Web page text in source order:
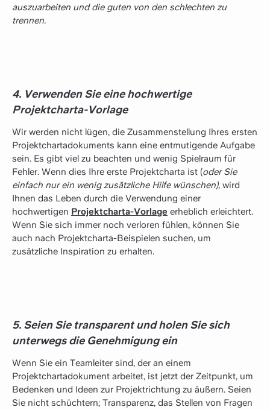
auszuarbeiten und die guten von den schlechten zu
trennen.
4. Verwenden Sie eine hochwertige
Projektcharta-Vorlage
Wir werden nicht lügen, die Zusammenstellung Ihres ersten
Projektchartadokuments kann eine entmutigende Aufgabe
sein. Es gibt viel zu beachten und wenig Spielraum für
Fehler. Wenn dies Ihre erste Projektcharta ist (oder Sie
einfach nur ein wenig zusätzliche Hilfe wünschen), wird
Ihnen das Leben durch die Verwendung einer
hochwertigen Projektcharta-Vorlage erheblich erleichtert.
Wenn Sie sich immer noch verloren fühlen, können Sie
auch nach Projektcharta-Beispielen suchen, um
zusätzliche Inspiration zu erhalten.
5. Seien Sie transparent und holen Sie sich
unterwegs die Genehmigung ein
Wenn Sie ein Teamleiter sind, der an einem
Projektchartadokument arbeitet, ist jetzt der Zeitpunkt, um
Bedenken und Ideen zur Projektrichtung zu äußern. Seien
Sie nicht schüchtern; Transparenz, das Stellen von Fragen